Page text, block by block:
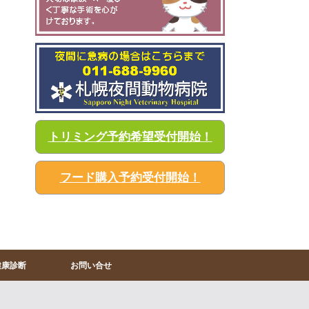
トリミング予約希望受付開始！
フード購入予約受付開始！
診断 お問い合せ